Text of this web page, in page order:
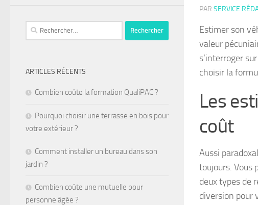
PAR SERVICE
Estimer son
valeur
s’interroger
choisir la
Les
coût
Aussi
toujours. Vous
deux types de
diversion pour
Rechercher :
ARTICLES RÉCENTS
Combien coûte la formation QualiPAC ?
Pourquoi choisir une terrasse en bois pour
votre extérieur ?
Comment installer un bureau dans son
jardin ?
Combien coûte une mutuelle pour
personne âgée ?